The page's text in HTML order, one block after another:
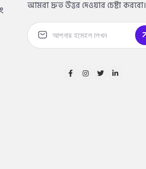
আমরা দ্রুত উত্তর দেওয়ার চেষ্টা করবো।